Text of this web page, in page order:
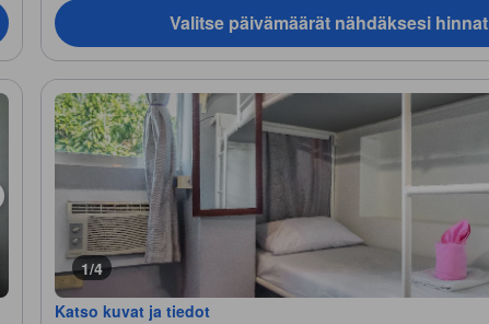
Valitse päivämäärät nähdäksesi hinnat
1/4
Katso kuvat ja tiedot